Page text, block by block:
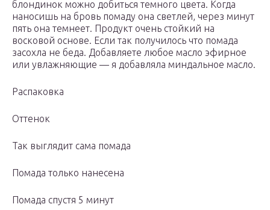
блондинок можно добиться темного цвета. Когда
наносишь на бровь помаду она светлей, через минут
пять она темнеет. Продукт очень стойкий на
восковой основе. Если так получилось что помада
засохла не беда. Добавляете любое масло эфирное
или увлажняющие — я добавляла миндальное масло.
Распаковка
Оттенок
Так выглядит сама помада
Помада только нанесена
Помада спустя 5 минут